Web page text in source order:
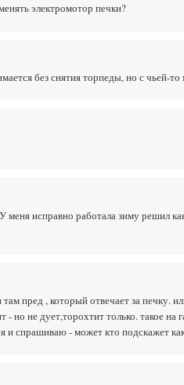
электромотор печки?
без снятия торпеды, но с чьей-
исправно работала зиму решил
пред , который отвечает за печку.
но не дует,торохтит только. такое на
и спрашиваю - может кто подскажет